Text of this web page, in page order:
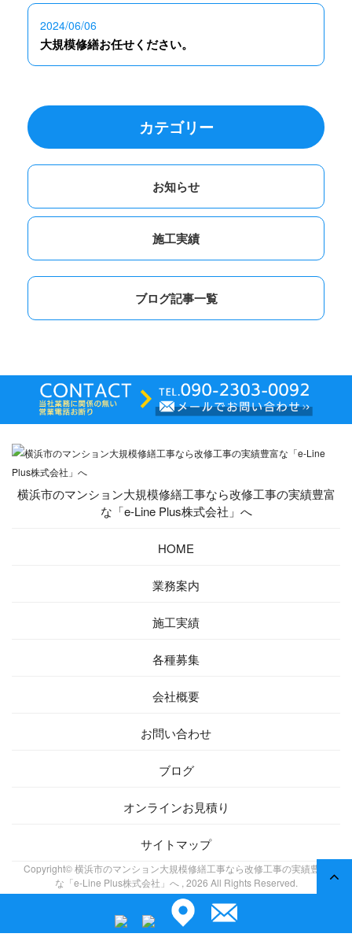
2024/06/06
大規模修繕お任せください。
カテゴリー
お知らせ
施工実績
ブログ記事一覧
横浜市のマンション大規模修繕工事なら改修工事の実績豊富
な「e-Line Plus株式会社」へ
HOME
業務案内
施工実績
各種募集
会社概要
お問い合わせ
ブログ
オンラインお見積り
サイトマップ
Copyright© 横浜市のマンション大規模修繕工事なら改修工事の実績豊富
な「e-Line Plus株式会社」へ , 2026 All Rights Reserved.